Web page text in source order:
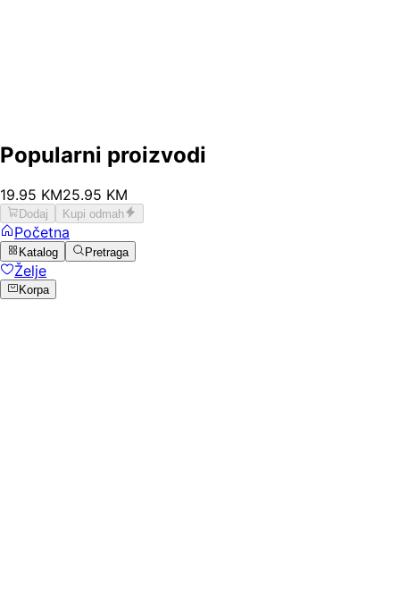
Popularni proizvodi
19.95 KM25.95 KM
Dodaj Kupi odmah
Početna
Katalog Pretraga
Želje
Korpa